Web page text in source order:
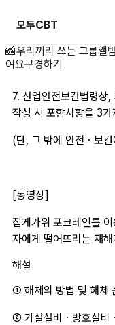
모두CBT
7. 산업안전
📸우리끼리 쓰는 그룹앨
여요구경하기
7. 산업안전보건법령상
작성 시 포함사항을 3
(단, 그 밖에 안전ㆍ보
[동영상]
집게가위 포크레인를
자에게 떨어뜨리는 재
해설
① 해체의 방법 및 해체
② 가설설비ㆍ방호설비